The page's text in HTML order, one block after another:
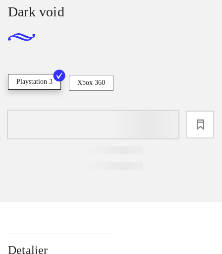
Dark void
Playstation 3 Xbox 360
Detaljer